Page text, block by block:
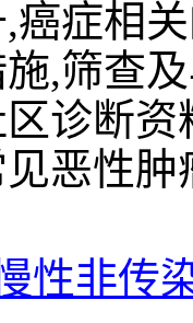
癌症相
,筛查
诊断
恶性
性非传